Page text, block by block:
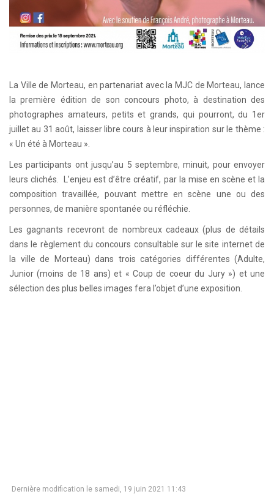
La Ville de Morteau, en partenariat avec la MJC de Morteau, lance
la première édition de son concours photo, à destination des
photographes amateurs, petits et grands, qui pourront, du 1er
juillet au 31 août, laisser libre cours à leur inspiration sur le thème :
« Un été à Morteau ».
Les participants ont jusqu’au 5 septembre, minuit, pour envoyer
leurs clichés. L’enjeu est d’être créatif, par la mise en scène et la
composition travaillée, pouvant mettre en scène une ou des
personnes, de manière spontanée ou réfléchie.
Les gagnants recevront de nombreux cadeaux (plus de détails
dans le règlement du concours consultable sur le site internet de
la ville de Morteau) dans trois catégories différentes (Adulte,
Junior (moins de 18 ans) et « Coup de coeur du Jury ») et une
sélection des plus belles images fera l’objet d’une exposition.
Dernière modification le samedi, 19 juin 2021 11:43